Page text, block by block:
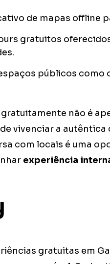
de mapas offline
gratuitos
públicos como
não é
vivenciar a
com locais é uma
experiência
gratuitas em